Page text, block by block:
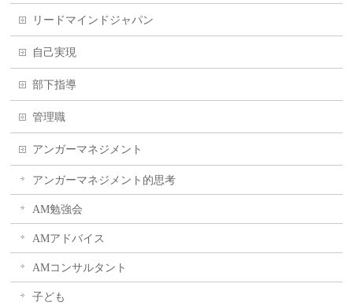
リードマインドジャパン
自己実現
部下指導
管理職
アンガーマネジメント
アンガーマネジメント的思考
AM勉強会
AMアドバイス
AMコンサルタント
子ども